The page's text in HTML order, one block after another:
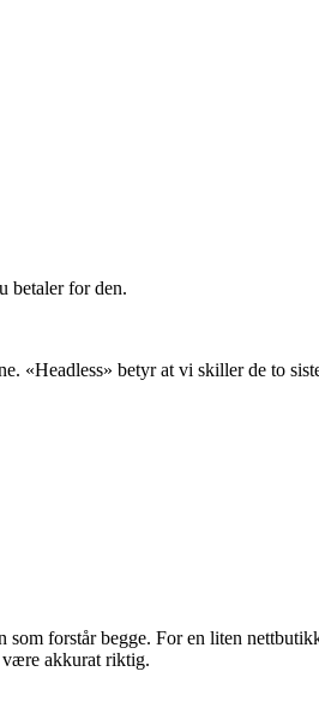
betaler for den.
«Headless» betyr at vi skiller de to
forstår begge. For en liten
være akkurat riktig.